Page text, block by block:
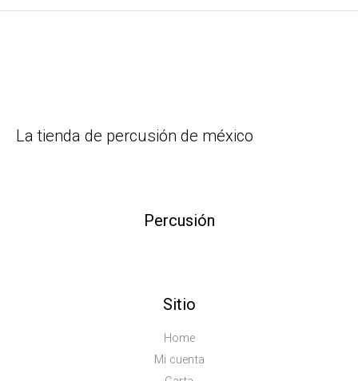
La tienda de percusión de méxico
Percusión
Sitio
Home
Mi cuenta